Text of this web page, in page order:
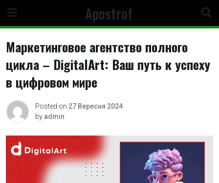
content
Apostrof
Маркетинговое агентство полного
цикла – DigitalArt: Ваш путь к успеху
в цифровом мире
Posted on 27 Вересня 2024
by admin